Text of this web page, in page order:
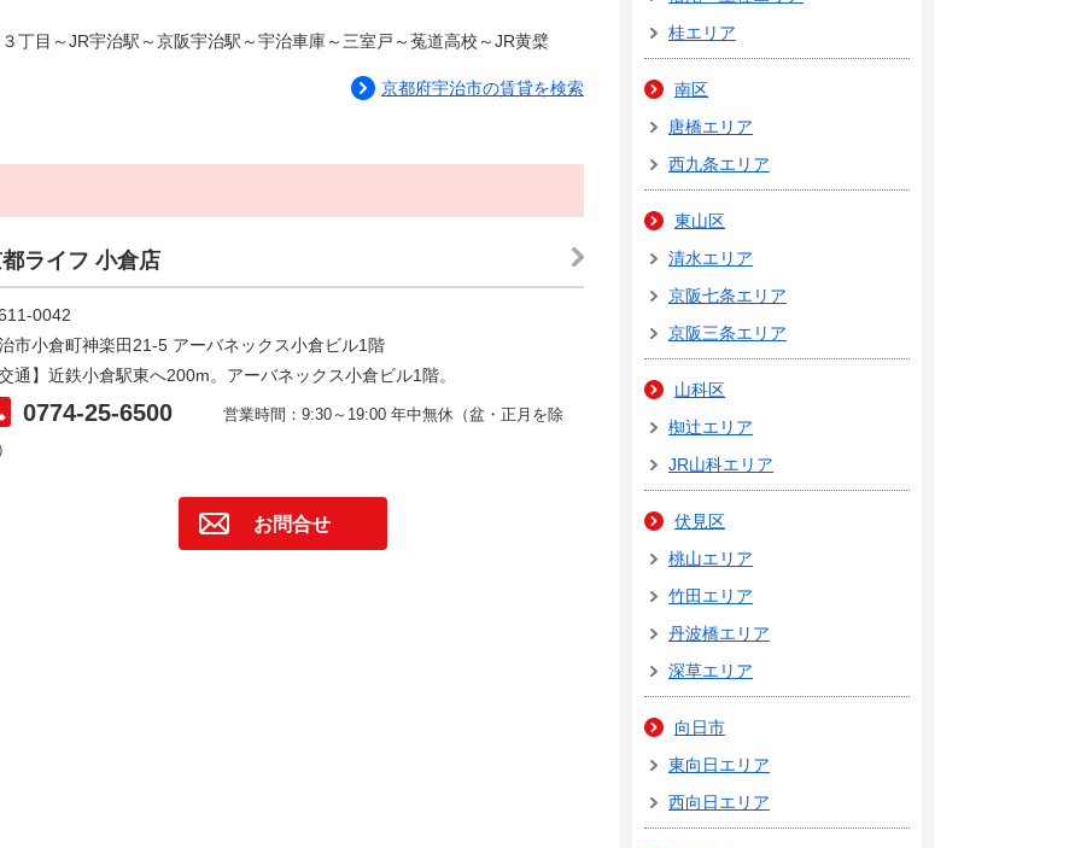
丁目～JR宇治駅～京阪宇治駅～宇治車庫～三室戸～菟道高校～JR黄檗
京都府宇治市の賃貸を検索
ライフ 小倉店
0042
市小倉町神楽田21-5 アーバネックス小倉ビル1階
交通】近鉄小倉駅東へ200m。アーバネックス小倉ビル1階。
0774-25-6500
営業時間：9:30～19:00 年中無休（盆・正月を除
お問合せ
桂エリア
南区
唐橋エリア
西九条エリア
東山区
清水エリア
京阪七条エリア
京阪三条エリア
山科区
椥辻エリア
JR山科エリア
伏見区
桃山エリア
竹田エリア
丹波橋エリア
深草エリア
向日市
東向日エリア
西向日エリア